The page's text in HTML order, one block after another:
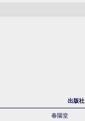
出版社
春陽堂